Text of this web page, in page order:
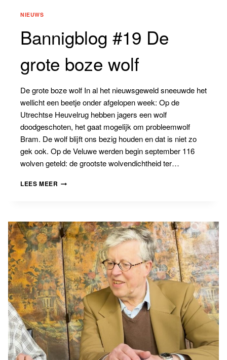
NIEUWS
Bannigblog #19 De
grote boze wolf
De grote boze wolf In al het nieuwsgeweld sneeuwde het
wellicht een beetje onder afgelopen week: Op de
Utrechtse Heuvelrug hebben jagers een wolf
doodgeschoten, het gaat mogelijk om probleemwolf
Bram. De wolf blijft ons bezig houden en dat is niet zo
gek ook. Op de Veluwe werden begin september 116
wolven geteld: de grootste wolvendichtheid ter…
LEES MEER BANNIGBLOG
BOZE
WOLF